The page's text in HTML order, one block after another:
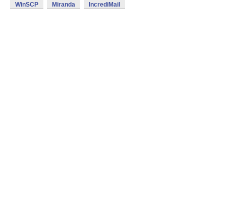
WinSCP Miranda IncrediMail